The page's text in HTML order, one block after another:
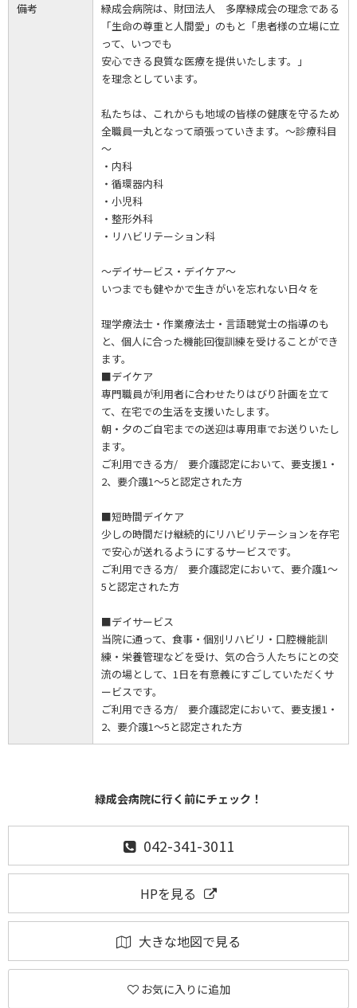
備考
緑成会病院は、財団法人 多摩緑成会の理念である
「生命の尊重と人間愛」のもと「患者様の立場に立
って、いつでも
安心できる良質な医療を提供いたします。」
を理念としています。
私たちは、これからも地域の皆様の健康を守るため
全職員一丸となって頑張っていきます。～診療科目
～
・内科
・循環器内科
・小児科
・整形外科
・リハビリテーション科
～デイサービス・デイケア～
いつまでも健やかで生きがいを忘れない日々を
理学療法士・作業療法士・言語聴覚士の指導のも
と、個人に合った機能回復訓練を受けることができ
ます。
■デイケア
専門職員が利用者に合わせたりはびり計画を立て
て、在宅での生活を支援いたします。
朝・夕のご自宅までの送迎は専用車でお送りいたし
ます。
ご利用できる方/ 要介護認定において、要支援1・
2、要介護1～5と認定された方
■短時間デイケア
少しの時間だけ継続的にリハビリテーションを存宅
で安心が送れるようにするサービスです。
ご利用できる方/ 要介護認定において、要介護1～
5と認定された方
■デイサービス
当院に通って、食事・個別リハビリ・口腔機能訓
練・栄養管理などを受け、気の合う人たちにとの交
流の場として、1日を有意義にすごしていただくサ
ービスです。
ご利用できる方/ 要介護認定において、要支援1・
2、要介護1～5と認定された方
緑成会病院に行く前にチェック！
042-341-3011
HPを見る
大きな地図で見る
お気に入りに追加